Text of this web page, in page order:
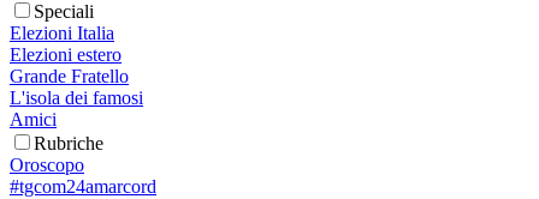
Speciali
Elezioni Italia
Elezioni estero
Grande Fratello
L'isola dei famosi
Amici
Rubriche
Oroscopo
#tgcom24amarcord